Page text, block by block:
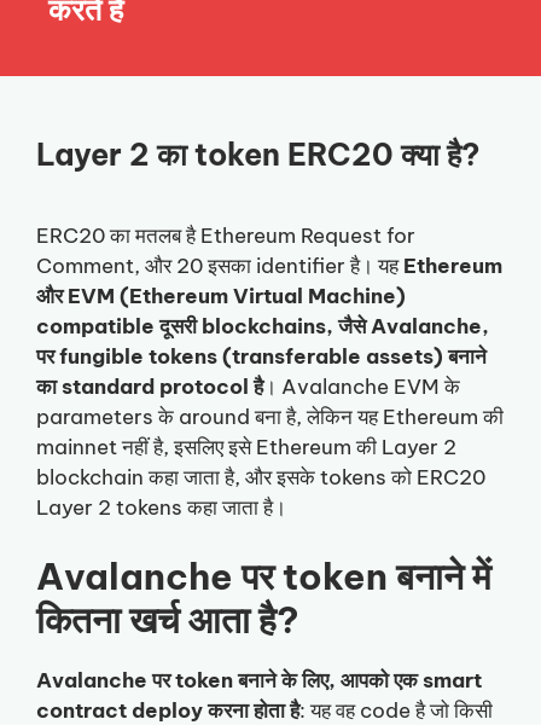
करते हैं
Layer 2 का token ERC20 क्या है?
ERC20 का मतलब है Ethereum Request for
Comment, और 20 इसका identifier है। यहEthereum
और EVM (Ethereum Virtual Machine)
compatible दूसरी blockchains, जैसे Avalanche,
पर fungible tokens (transferable assets) बनाने
का standard protocol है। Avalanche EVM के
parameters के around बना है, लेकिन यह Ethereum की
mainnet नहीं है, इसलिए इसे Ethereum की Layer 2
blockchain कहा जाता है, और इसके tokens को ERC20
Layer 2 tokens कहा जाता है।
Avalanche पर token बनाने में
कितना खर्च आता है?
Avalanche पर token बनाने के लिए, आपको एक smart
contract deploy करना होता है: यह वह code है जो किसी